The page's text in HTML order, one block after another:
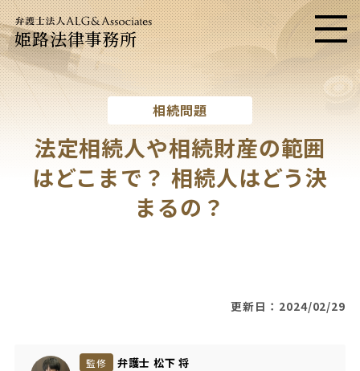
姫路法律事務所 メニ
相続問題
法定相続人や相続財産の範囲
はどこまで？ 相続人はどう決
まるの？
更新日：2024/02/29
監修
弁護士 松下 将